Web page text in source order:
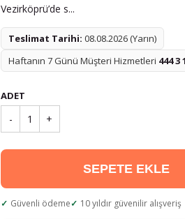
Vezirköprü’de s...
Teslimat Tarihi: 08.08.2026 (Yarın)
Haftanın 7 Günü Müşteri Hizmetleri 444 3
ADET
- 1 +
SEPETE EKLE
Güvenli ödeme 10 yıldır güvenilir alışveriş